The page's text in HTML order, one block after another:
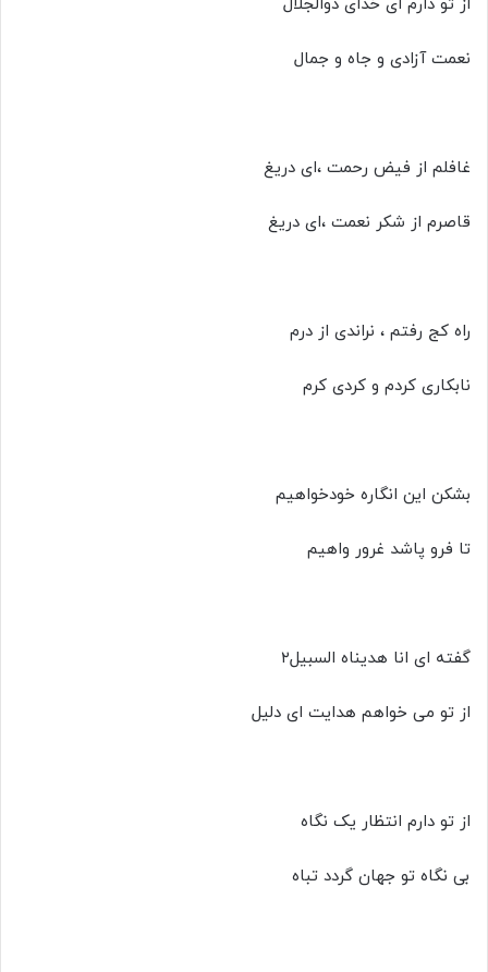
از تو دارم ای خدای ذوالجلال
نعمت آزادی و جاه و جمال
غافلم از فیض رحمت ،ای دریغ
قاصرم از شکر نعمت ،ای دریغ
راه کج رفتم ، نراندی از درم
نابکاری کردم و کردی کرم
بشکن این انگاره خودخواهیم
تا فرو پاشد غرور واهیم
گفته ای انا هدیناه السبیل۲
از تو می خواهم هدایت ای دلیل
از تو دارم انتظار یک نگاه
بی نگاه تو جهان گردد تباه